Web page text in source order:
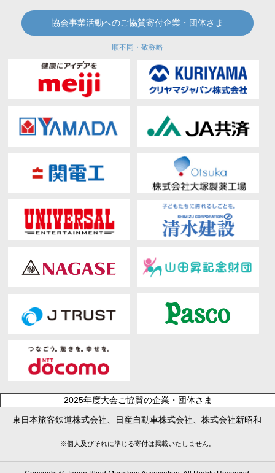
協会事業活動へのご協賛寄付企業・団体さま
順不同・敬称略
2025年度大会ご協賛の企業・団体さま
東日本旅客鉄道株式会社、日産自動車株式会社、株式会社新昭和
※個人及びそれに準じる寄付は掲載いたしません。